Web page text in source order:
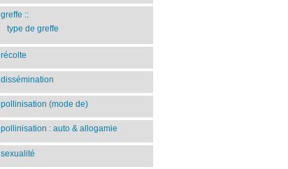
greffe ::
type de greffe
récolte
dissémination
pollinisation (mode de)
pollinisation : auto & allogamie
sexualité